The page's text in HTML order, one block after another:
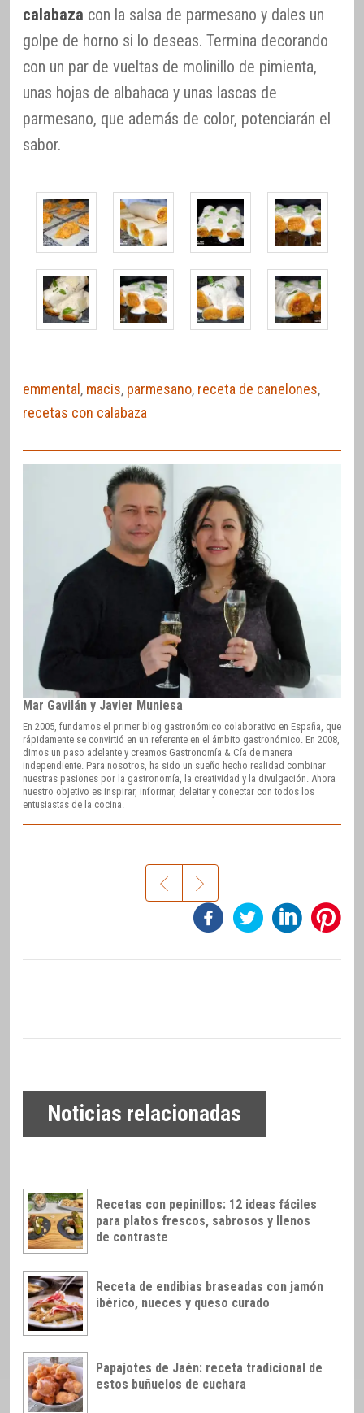
calabaza con la salsa de parmesano y dales un
golpe de horno si lo deseas. Termina decorando
con un par de vueltas de molinillo de pimienta,
unas hojas de albahaca y unas lascas de
parmesano, que además de color, potenciarán el
sabor.
emmental , macis, parmesano, receta de canelones,
recetas con calabaza
Mar Gavilán y Javier Muniesa
En 2005, fundamos el primer blog gastronómico colaborativo en España, que
rápidamente se convirtió en un referente en el ámbito gastronómico. En 2008,
dimos un paso adelante y creamos Gastronomía & Cía de manera
independiente. Para nosotros, ha sido un sueño hecho realidad combinar
nuestras pasiones por la gastronomía, la creatividad y la divulgación. Ahora
nuestro objetivo es inspirar, informar, deleitar y conectar con todos los
entusiastas de la cocina.
Noticias relacionadas
Recetas con pepinillos: 12 ideas fáciles
para platos frescos, sabrosos y llenos
de contraste
Receta de endibias braseadas con jamón
ibérico, nueces y queso curado
Papajotes de Jaén: receta tradicional de
estos buñuelos de cuchara